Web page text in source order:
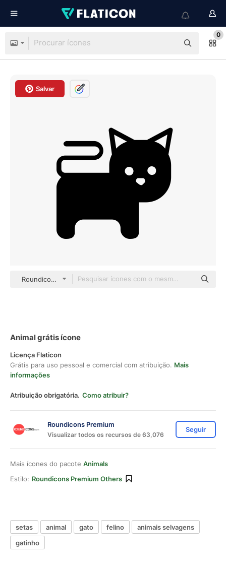
0
Salvar
Roundicons Premium Others
Animal grátis ícone
Licença Flaticon
Grátis para uso pessoal e comercial com atribuição. Mais
informações
Atribuição obrigatória. Como atribuir?
Roundicons Premium
Visualizar todos os recursos de 63,076
Seguir
Mais ícones do pacote Animals
Estilo: Roundicons Premium Others
setas animal gato felino
animais selvagens
gatinho